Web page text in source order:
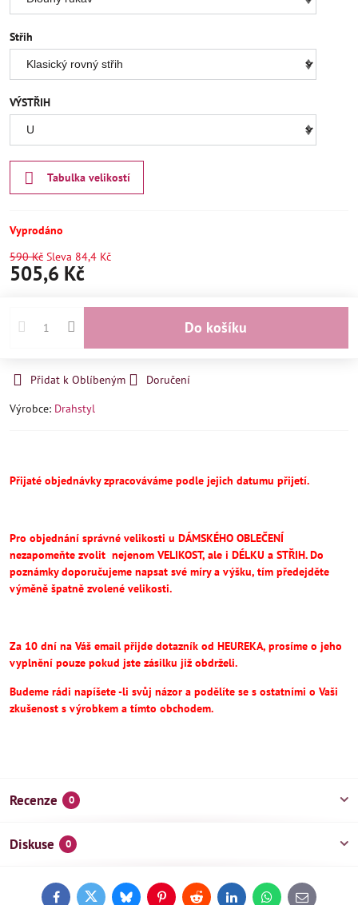
Střih
VÝSTŘIH
Tabulka velikostí
Vyprodáno
590 Kč Sleva 84,4 Kč
505,6 Kč
Do košíku
Přidat k Oblíbeným
Doručení
Výrobce: Drahstyl
Přijaté objednávky zpracováváme podle jejich datumu přijetí.
Pro objednání správné velikosti u DÁMSKÉHO OBLEČENÍ
nezapomeňte zvolit nejenom VELIKOST, ale i DÉLKU a STŘIH.Do
poznámky doporučujeme napsat své míry a výšku, tím předejděte
výměně špatně zvolené velikosti.
Za 10 dní na Váš email přijde dotazník od HEUREKA, prosíme o jeho
vyplnění pouze pokud jste zásilku již obdrželi.
Budeme rádi napíšete -li svůj názor a podělíte se s ostatními o Vaši
zkušenost s výrobkem a tímto obchodem.
Recenze 0
Diskuse 0
FacebookTwitterBlueskyPinterestReddit LinkedInWhatsApp
E-